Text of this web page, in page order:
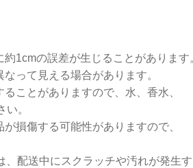
1cmの誤差が生じることがあります
って見える場合があります。
ことがありますので、水、香水、
。
損傷する可能性がありますので、
配送中にスクラッチや汚れが発生